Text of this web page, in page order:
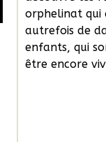
orphelinat qui
autrefois de
enfants, qui
être encore